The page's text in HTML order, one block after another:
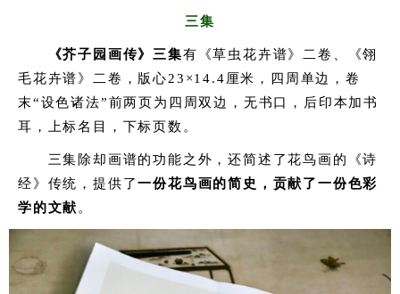
三集
《芥子园画传》三集有《草虫花卉谱》二卷、《翎
毛花卉谱》二卷，版心23×14.4厘米，四周单边，卷
末“设色诸法”前两页为四周双边，无书口，后印本加书
耳，上标名目，下标页数。
三集除却画谱的功能之外，还简述了花鸟画的《诗
经》传统，提供了一份花鸟画的简史，贡献了一份色彩
学的文献 。